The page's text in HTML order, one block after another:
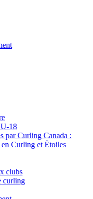
18
par Curling Canada :
Curling et Étoiles
clubs
curling